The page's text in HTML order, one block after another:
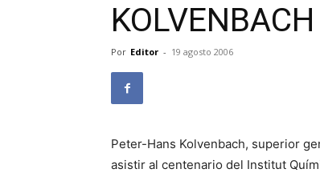
KOLVENBACH
Por Editor - 19 agosto 2006
Peter-Hans Kolvenbach, superior
asistir al centenario del Institut